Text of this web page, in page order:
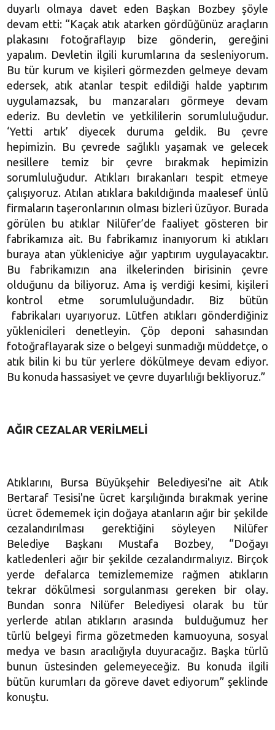
duyarlı olmaya davet eden Başkan Bozbey şöyle
devam etti: “Kaçak atık atarken gördüğünüz araçların
plakasını fotoğraflayıp bize gönderin, gereğini
yapalım. Devletin ilgili kurumlarına da sesleniyorum.
Bu tür kurum ve kişileri görmezden gelmeye devam
edersek, atık atanlar tespit edildiği halde yaptırım
uygulamazsak, bu manzaraları görmeye devam
ederiz. Bu devletin ve yetkililerin sorumluluğudur.
‘Yetti artık’ diyecek duruma geldik. Bu çevre
hepimizin. Bu çevrede sağlıklı yaşamak ve gelecek
nesillere temiz bir çevre bırakmak hepimizin
sorumluluğudur. Atıkları bırakanları tespit etmeye
çalışıyoruz. Atılan atıklara bakıldığında maalesef ünlü
firmaların taşeronlarının olması bizleri üzüyor. Burada
görülen bu atıklar Nilüfer’de faaliyet gösteren bir
fabrikamıza ait. Bu fabrikamız inanıyorum ki atıkları
buraya atan yükleniciye ağır yaptırım uygulayacaktır.
Bu fabrikamızın ana ilkelerinden birisinin çevre
olduğunu da biliyoruz. Ama iş verdiği kesimi, kişileri
kontrol etme sorumluluğundadır. Biz bütün
fabrikaları uyarıyoruz. Lütfen atıkları gönderdiğiniz
yüklenicileri denetleyin. Çöp deponi sahasından
fotoğraflayarak size o belgeyi sunmadığı müddetçe, o
atık bilin ki bu tür yerlere dökülmeye devam ediyor.
Bu konuda hassasiyet ve çevre duyarlılığı bekliyoruz.”
AĞIR CEZALAR VERİLMELİ
Atıklarını, Bursa Büyükşehir Belediyesi'ne ait Atık
Bertaraf Tesisi'ne ücret karşılığında bırakmak yerine
ücret ödememek için doğaya atanların ağır bir şekilde
cezalandırılması gerektiğini söyleyen Nilüfer
Belediye Başkanı Mustafa Bozbey, “Doğayı
katledenleri ağır bir şekilde cezalandırmalıyız. Birçok
yerde defalarca temizlememize rağmen atıkların
tekrar dökülmesi sorgulanması gereken bir olay.
Bundan sonra Nilüfer Belediyesi olarak bu tür
yerlerde atılan atıkların arasında bulduğumuz her
türlü belgeyi firma gözetmeden kamuoyuna, sosyal
medya ve basın aracılığıyla duyuracağız. Başka türlü
bunun üstesinden gelemeyeceğiz. Bu konuda ilgili
bütün kurumları da göreve davet ediyorum” şeklinde
konuştu.